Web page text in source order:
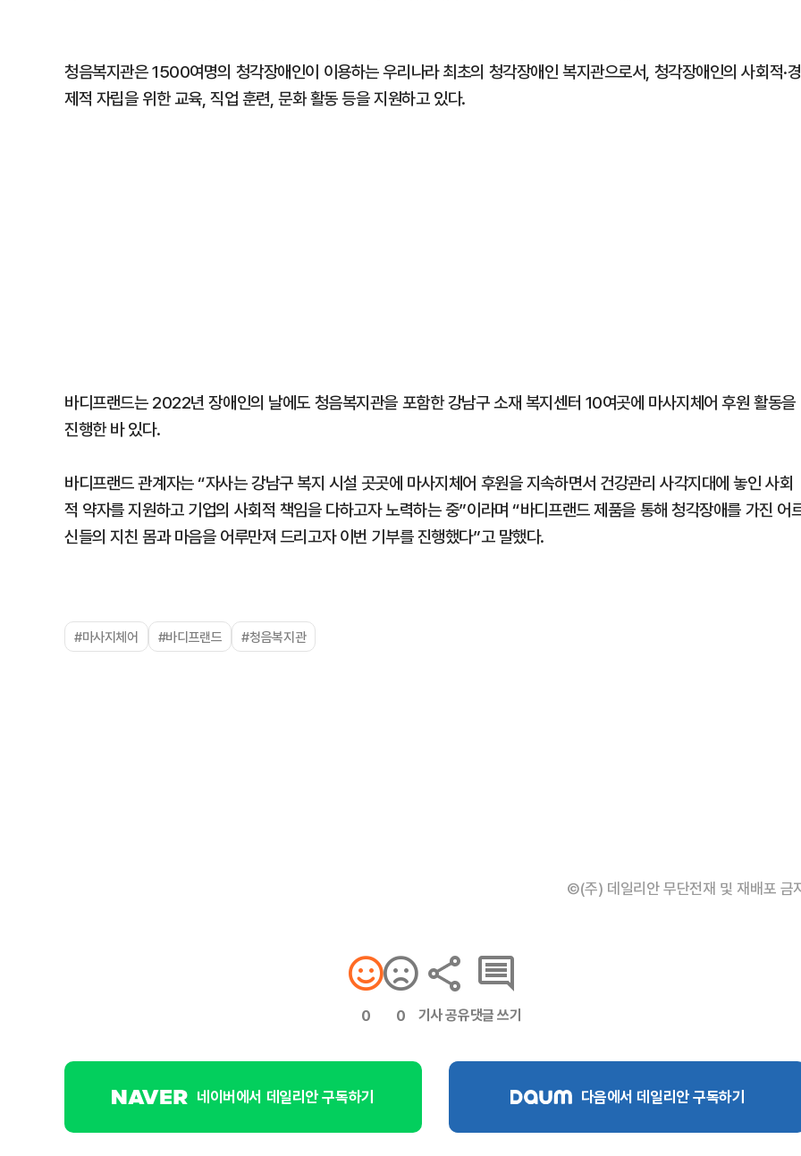
청음복지관은 1500여명의 청각장애인이 이용하는 우리나라 최초의 청각장애인 복지관으로서, 청각장애인의 사회적·경
제적 자립을 위한 교육, 직업 훈련, 문화 활동 등을 지원하고 있다.
바디프랜드는 2022년 장애인의 날에도 청음복지관을 포함한 강남구 소재 복지센터 10여곳에 마사지체어 후원 활동을
진행한 바 있다.
바디프랜드 관계자는 “자사는 강남구 복지 시설 곳곳에 마사지체어 후원을 지속하면서 건강관리 사각지대에 놓인 사회
적 약자를 지원하고 기업의 사회적 책임을 다하고자 노력하는 중”이라며 “바디프랜드 제품을 통해 청각장애를 가진 어
신들의 지친 몸과 마음을 어루만져 드리고자 이번 기부를 진행했다”고 말했다.
#마사지체어 #바디프랜드 #청음복지관
©(주) 데일리안 무단전재 및 재배포 금
0 0 기사 공유댓글 쓰기
네이버에서 데일리안 구독하기 다음에서 데일리안 구독하기